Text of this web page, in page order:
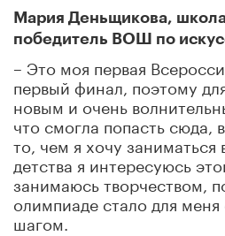
Мария Деньщикова,
победитель ВОШ по
– Это моя первая
первый финал, поэтому
новым и очень
что смогла попасть сюда,
то, чем я хочу
детства я интересуюсь
занимаюсь творчеством,
олимпиаде стало для
шагом.